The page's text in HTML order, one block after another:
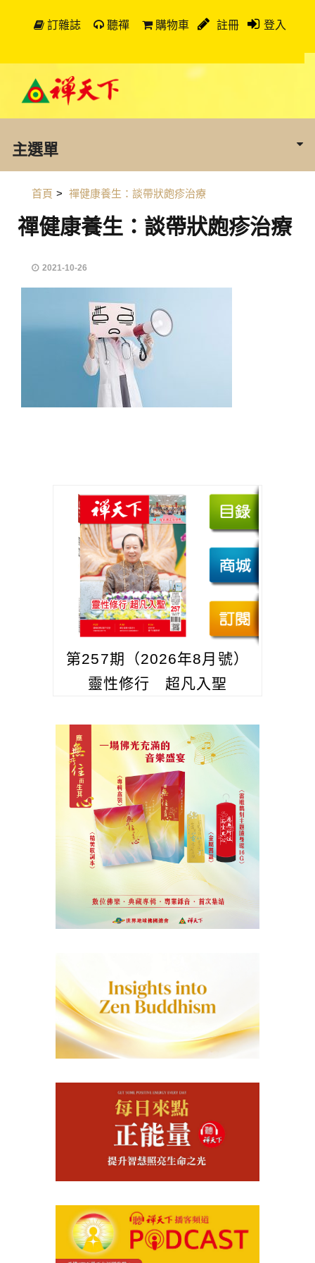
訂雜誌 聽禪 購物車 註冊 登入
主選單
首頁 > 禪健康養生：談帶狀皰疹治療
禪健康養生：談帶狀皰疹治療
2021-10-26
第257期（2026年8月號）
靈性修行 超凡入聖